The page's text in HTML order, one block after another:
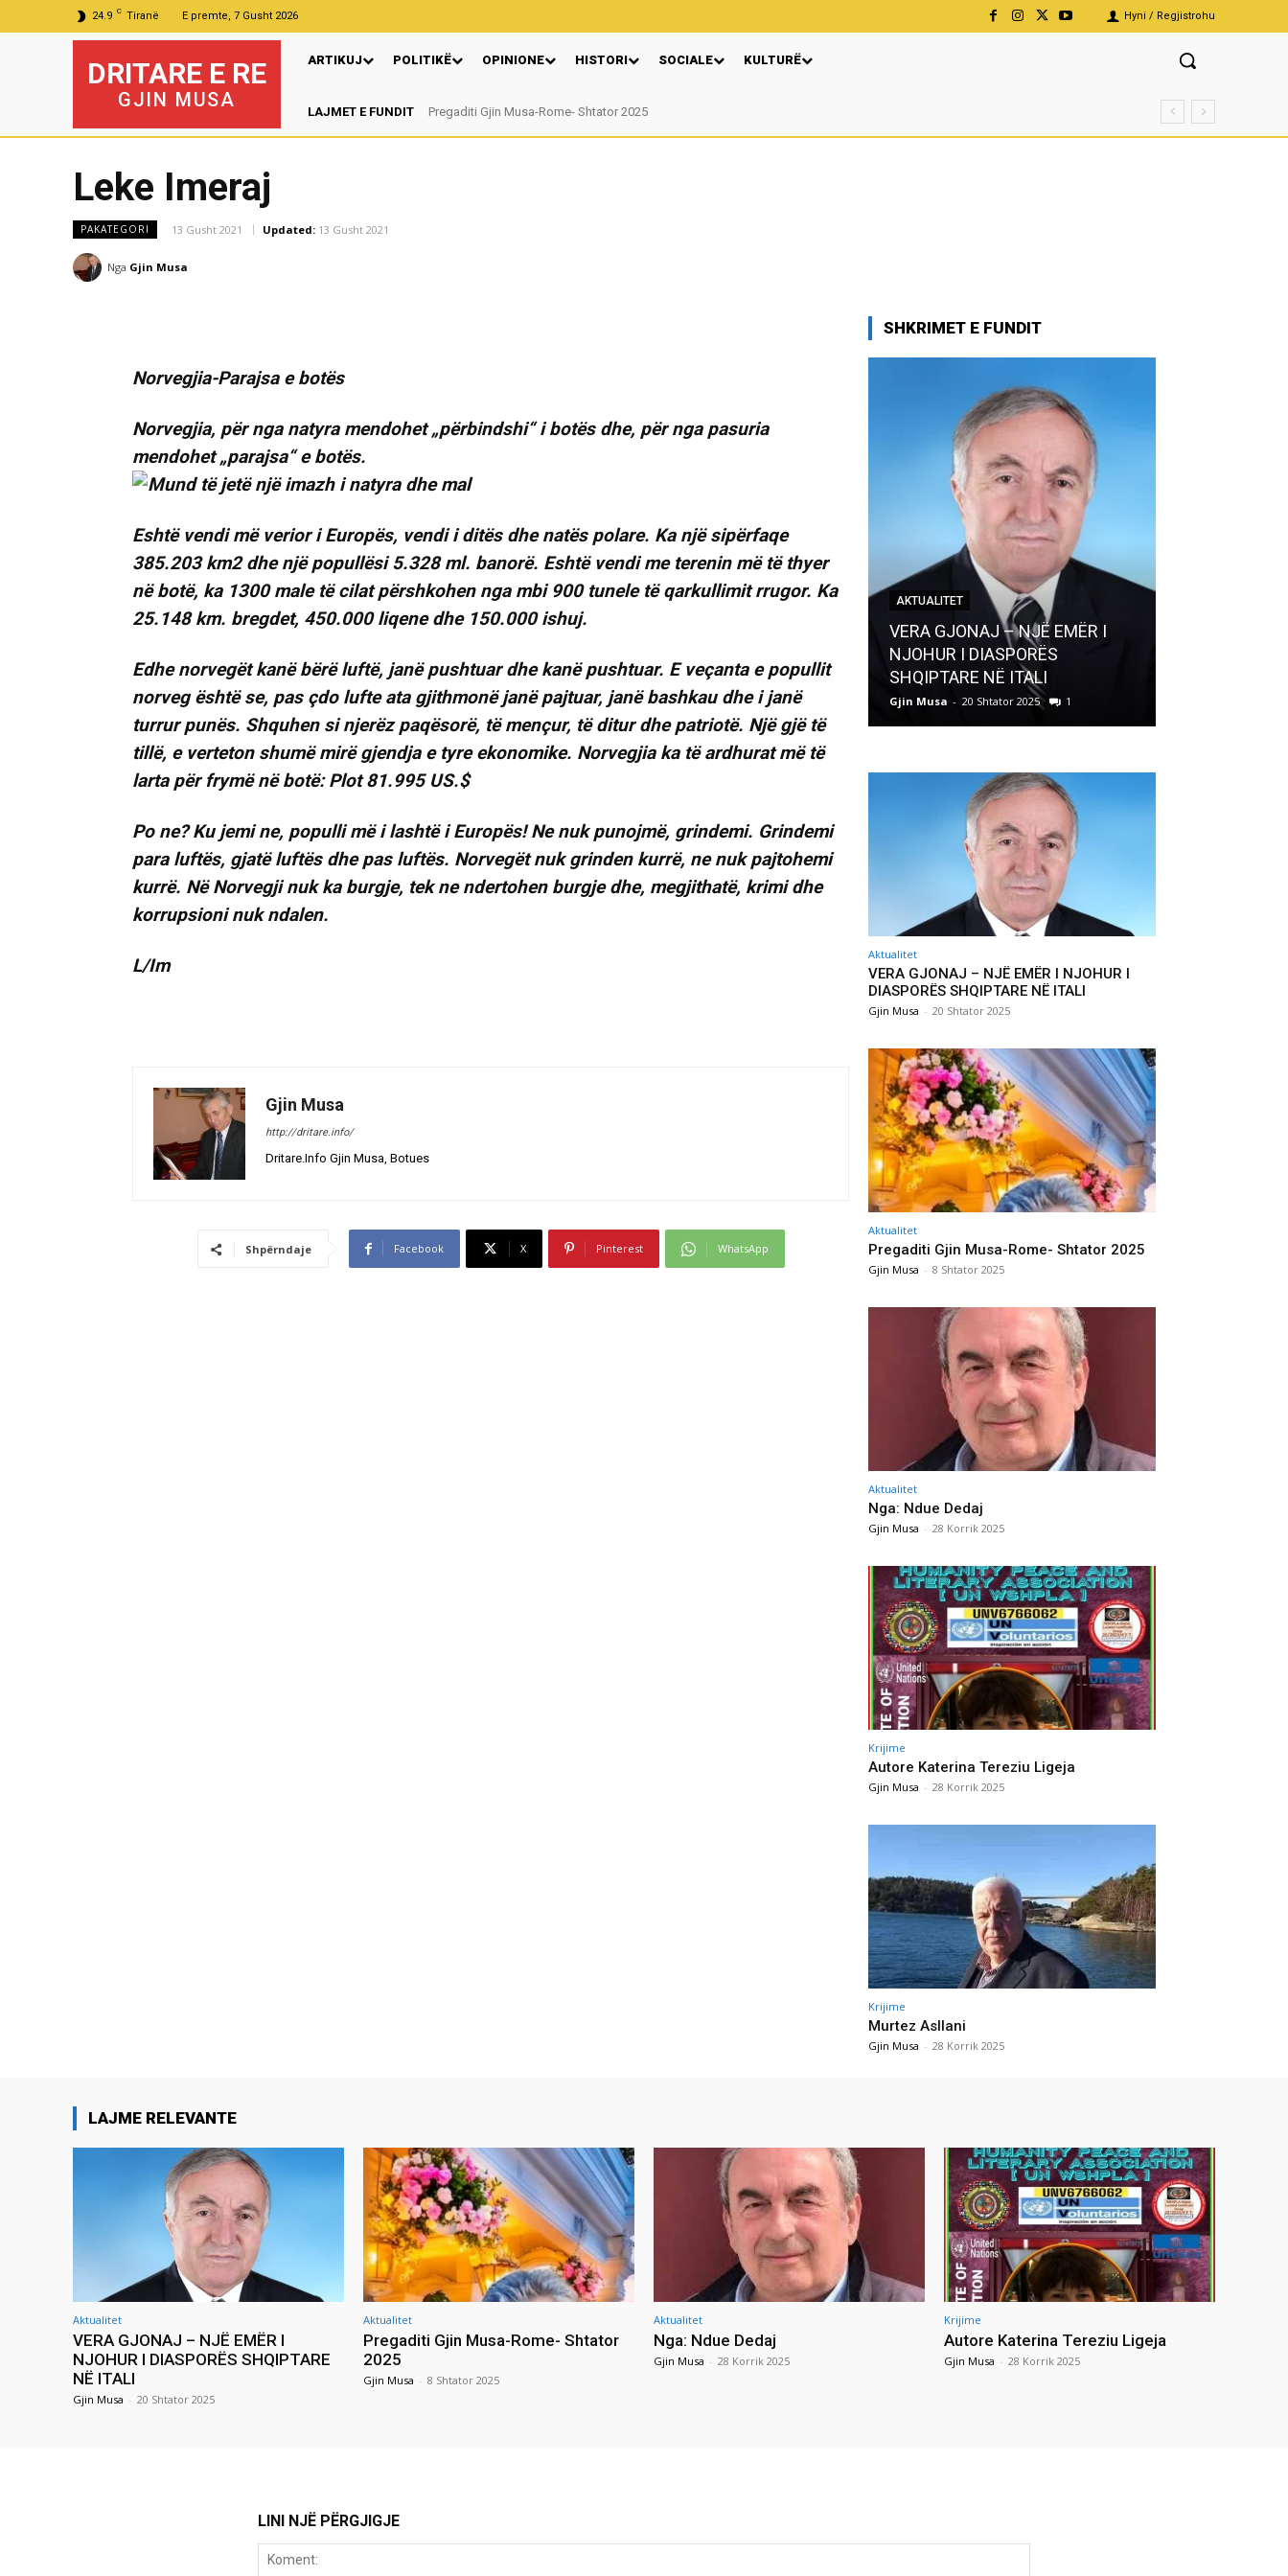
24.9 C Tiranë E premte, 7 Gusht 2026 Hyni / Regjistrohu
DRITARE E RE
GJIN MUSA
ARTIKUJ POLITIKË OPINIONE HISTORI SOCIALE KULTURË
LAJMET E FUNDIT Pregaditi Gjin Musa-Rome- Shtator 2025
Leke Imeraj
PAKATEGORI 13 Gusht 2021 Updated: 13 Gusht 2021
Nga Gjin Musa
Norvegjia-Parajsa e botës
Norvegjia, për nga natyra mendohet „përbindshi“ i botës dhe, për nga pasuria
mendohet „parajsa“ e botës.
Eshtë vendi më verior i Europës, vendi i ditës dhe natës polare. Ka një sipërfaqe
385.203 km2 dhe një popullësi 5.328 ml. banorë. Eshtë vendi me terenin më të thyer
në botë, ka 1300 male të cilat përshkohen nga mbi 900 tunele të qarkullimit rrugor. Ka
25.148 km. bregdet, 450.000 liqene dhe 150.000 ishuj.
Edhe norvegët kanë bërë luftë, janë pushtuar dhe kanë pushtuar. E veçanta e popullit
norveg është se, pas çdo lufte ata gjithmonë janë pajtuar, janë bashkau dhe i janë
turrur punës. Shquhen si njerëz paqësorë, të mençur, të ditur dhe patriotë. Një gjë të
tillë, e verteton shumë mirë gjendja e tyre ekonomike. Norvegjia ka të ardhurat më të
larta për frymë në botë: Plot 81.995 US.$
Po ne? Ku jemi ne, populli më i lashtë i Europës! Ne nuk punojmë, grindemi. Grindemi
para luftës, gjatë luftës dhe pas luftës. Norvegët nuk grinden kurrë, ne nuk pajtohemi
kurrë. Në Norvegji nuk ka burgje, tek ne ndertohen burgje dhe, megjithatë, krimi dhe
korrupsioni nuk ndalen.
L/Im
Gjin Musa
http://dritare.info/
Dritare.Info Gjin Musa, Botues
Shpërndaje Facebook X Pinterest WhatsApp
SHKRIMET E FUNDIT
AKTUALITET
VERA GJONAJ – NJË EMËR I
NJOHUR I DIASPORËS
SHQIPTARE NË ITALI
Gjin Musa - 20 Shtator 2025 1
Aktualitet
VERA GJONAJ – NJË EMËR I NJOHUR I
DIASPORËS SHQIPTARE NË ITALI
Gjin Musa - 20 Shtator 2025
Aktualitet
Pregaditi Gjin Musa-Rome- Shtator 2025
Gjin Musa - 8 Shtator 2025
Aktualitet
Nga: Ndue Dedaj
Gjin Musa - 28 Korrik 2025
Krijime
Autore Katerina Tereziu Ligeja
Gjin Musa - 28 Korrik 2025
Krijime
Murtez Asllani
Gjin Musa - 28 Korrik 2025
LAJME RELEVANTE
Aktualitet
VERA GJONAJ – NJË EMËR I
NJOHUR I DIASPORËS SHQIPTARE
NË ITALI
Gjin Musa - 20 Shtator 2025
Aktualitet
Pregaditi Gjin Musa-Rome- Shtator
2025
Gjin Musa - 8 Shtator 2025
Aktualitet
Nga: Ndue Dedaj
Gjin Musa - 28 Korrik 2025
Krijime
Autore Katerina Tereziu Ligeja
Gjin Musa - 28 Korrik 2025
LINI NJË PËRGJIGJE